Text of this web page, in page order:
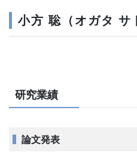
小方 聡（オガタ
研究業績
論文発表